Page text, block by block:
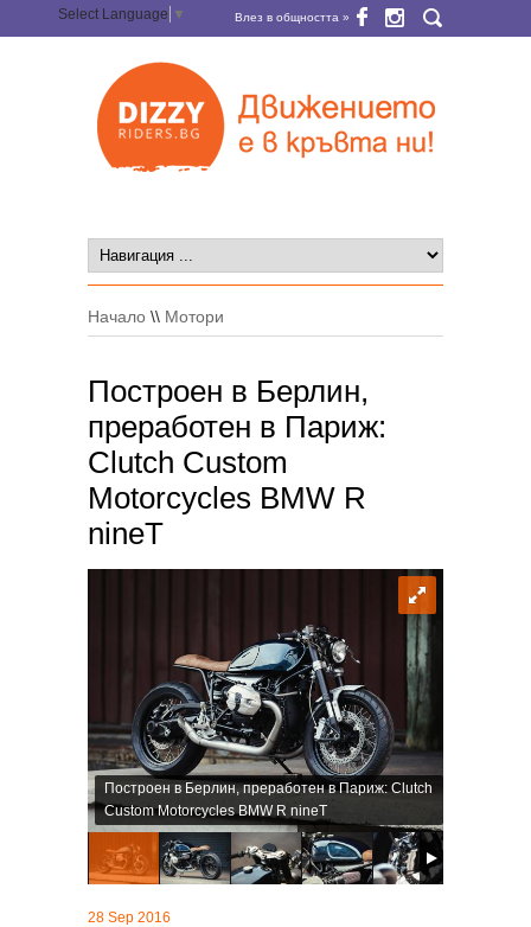
Select Language ▼ Влез в общността »
Начало \\ Мотори
Построен в Берлин,
преработен в Париж:
Clutch Custom
Motorcycles BMW R
nineT
Построен в Берлин, преработен в Париж: Clutch
Custom Motorcycles BMW R nineT
28 Sep 2016